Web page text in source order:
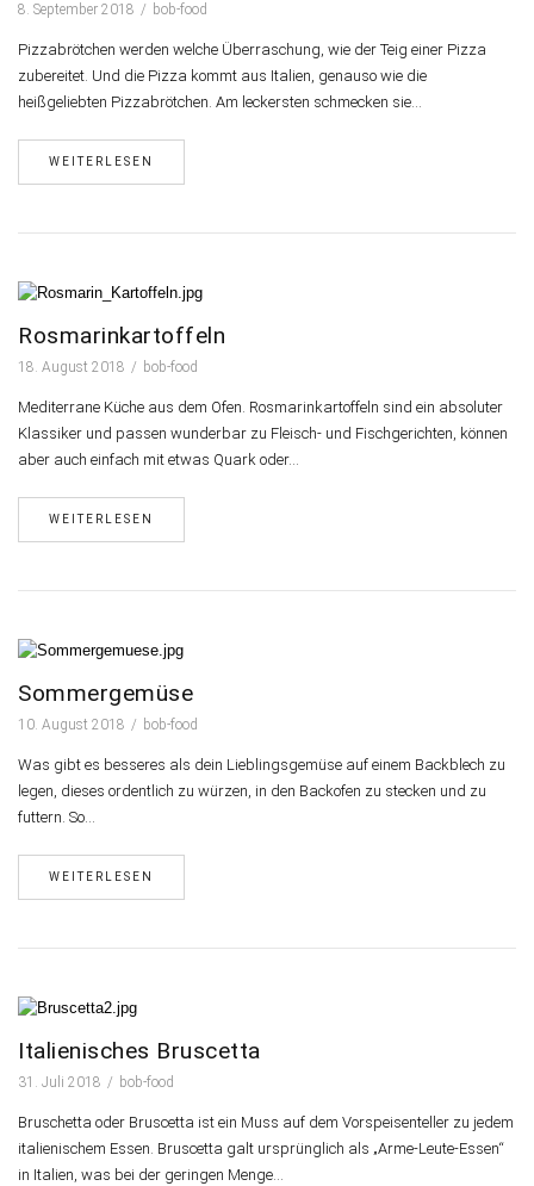
8. September 2018 bob-food
Pizzabrötchen werden welche Überraschung, wie der Teig einer Pizza
zubereitet. Und die Pizza kommt aus Italien, genauso wie die
heißgeliebten Pizzabrötchen. Am leckersten schmecken sie…
WEITERLESEN
Rosmarinkartoffeln
18. August 2018 bob-food
Mediterrane Küche aus dem Ofen. Rosmarinkartoffeln sind ein absoluter
Klassiker und passen wunderbar zu Fleisch- und Fischgerichten, können
aber auch einfach mit etwas Quark oder…
WEITERLESEN
Sommergemüse
10. August 2018 bob-food
Was gibt es besseres als dein Lieblingsgemüse auf einem Backblech zu
legen, dieses ordentlich zu würzen, in den Backofen zu stecken und zu
futtern. So…
WEITERLESEN
Italienisches Bruscetta
31. Juli 2018 bob-food
Bruschetta oder Bruscetta ist ein Muss auf dem Vorspeisenteller zu jedem
italienischem Essen. Bruscetta galt ursprünglich als „Arme-Leute-Essen“
in Italien, was bei der geringen Menge…